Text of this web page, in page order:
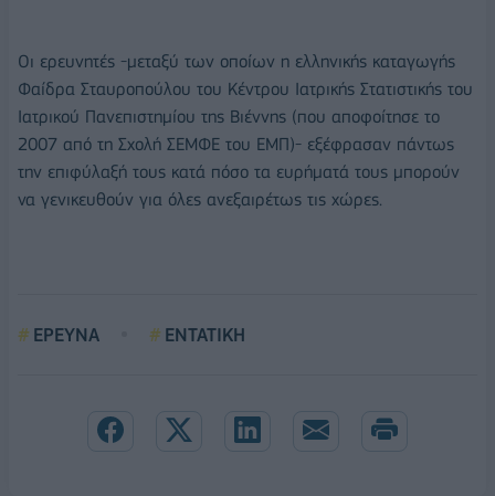
Οι ερευνητές -μεταξύ των οποίων η ελληνικής καταγωγής
Φαίδρα Σταυροπούλου του Κέντρου Ιατρικής Στατιστικής του
Ιατρικού Πανεπιστημίου της Βιέννης (που αποφοίτησε το
2007 από τη Σχολή ΣΕΜΦΕ του ΕΜΠ)- εξέφρασαν πάντως
την επιφύλαξή τους κατά πόσο τα ευρήματά τους μπορούν
να γενικευθούν για όλες ανεξαιρέτως τις χώρες.
ΕΡΕΥΝΑ ΕΝΤΑΤΙΚΗ